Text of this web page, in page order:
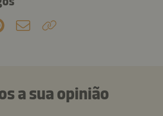
a sua opinião